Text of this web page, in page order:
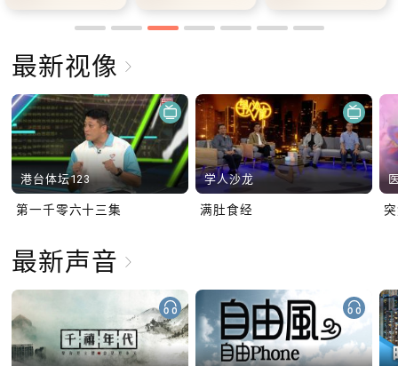
充电站
充电站
最新视像
港台体坛123
第一千零六十三集
学人沙龙
满肚食经
最新声音